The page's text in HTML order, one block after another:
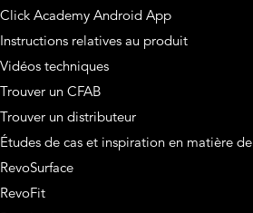
Click Academy Android App
Instructions relatives au produit
Vidéos techniques
Trouver un CFAB
Trouver un distributeur
Études de cas et inspiration en matière
RevoSurface
RevoFit